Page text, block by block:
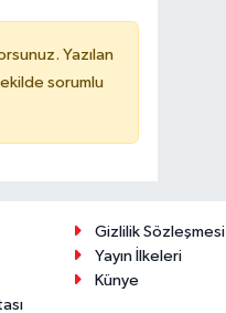
Yazılan
sorumlu
Gizlilik Sözleşmesi
Yayın İlkeleri
Künye